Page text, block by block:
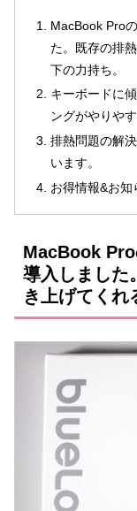
MacBook Pro
た。既存の排
下の力持ち。
キーボードに
ングがやりや
排熱問題の解
います。
お得情報&お知
MacBook
導入しました
き上げてくれ